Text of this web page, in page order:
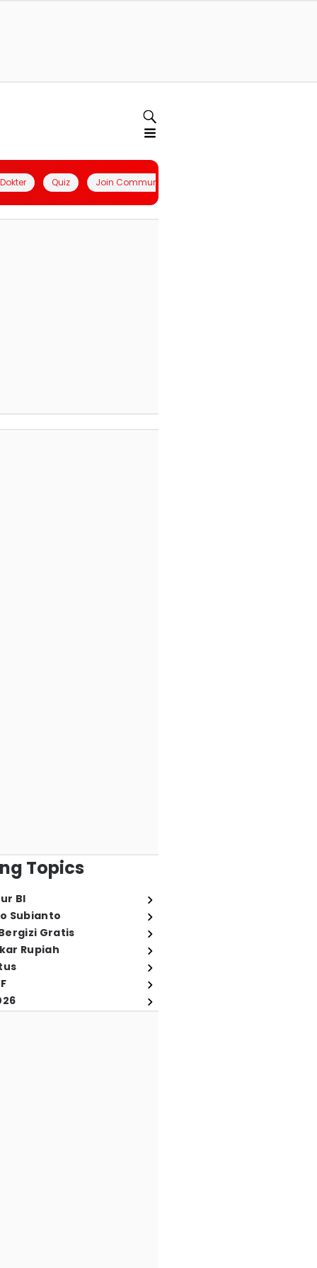
Quiz Join Community
Topics
BI
Subianto
Gratis
Rupiah